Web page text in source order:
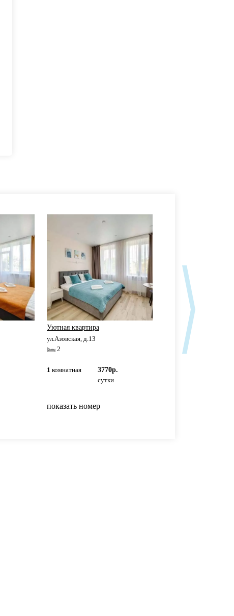
Уютная квартира
ул.Азовская, д.13
2
1 комнатная
3770р.
сутки
показать номер
Уютная квартира
ул.Азовская, д.13